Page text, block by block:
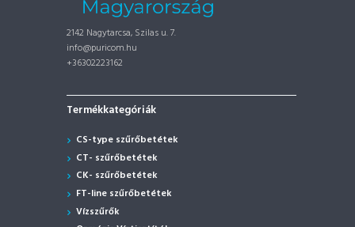
2142 Nagytarcsa, Szilas u. 7.
info@puricom.hu
+36302223162
Termékkategóriák
CS-type szűrőbetétek
CT- szűrőbetétek
CK- szűrőbetétek
FT-line szűrőbetétek
Vízszűrők